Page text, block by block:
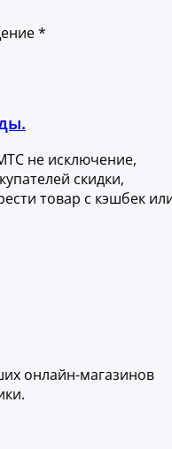
*
не исключение,
скидки,
товар с кэшбек
онлайн-магазинов